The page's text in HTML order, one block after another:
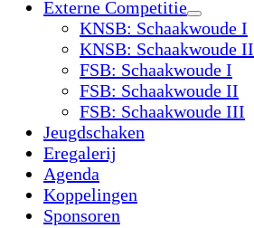
Externe Competitie
open
dropdown
menu
KNSB: Schaakwoude I
KNSB: Schaakwoude II
FSB: Schaakwoude I
FSB: Schaakwoude II
FSB: Schaakwoude III
Jeugdschaken
Eregalerij
Agenda
Koppelingen
Sponsoren